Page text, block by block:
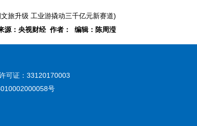
旅升级 工业游撬动三千亿元新赛道)
源：央视财经 作者： 编辑：陈周滢
可证：33120170003
号